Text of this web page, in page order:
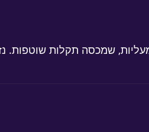
שמכסה תקלות שוטפות.